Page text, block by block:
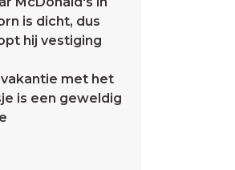
is dicht, dus
hij vestiging
met het
is een geweldig